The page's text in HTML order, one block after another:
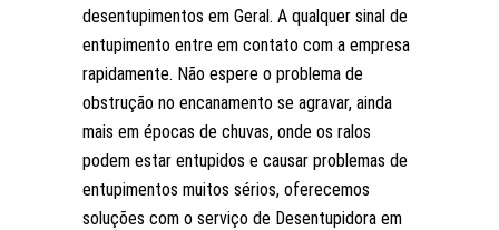
desentupimentos em Geral. A qualquer sinal de
entupimento entre em contato com a empresa
rapidamente. Não espere o problema de
obstrução no encanamento se agravar, ainda
mais em épocas de chuvas, onde os ralos
podem estar entupidos e causar problemas de
entupimentos muitos sérios, oferecemos
soluções com o serviço de Desentupidora em